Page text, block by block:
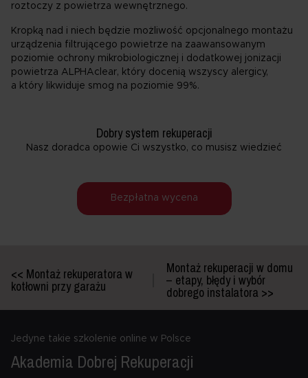
roztoczy z powietrza wewnętrznego.
Kropką nad i niech będzie możliwość opcjonalnego montażu
urządzenia filtrującego powietrze na zaawansowanym
poziomie ochrony mikrobiologicznej i dodatkowej jonizacji
powietrza ALPHAclear, który docenią wszyscy alergicy,
a który likwiduje smog na poziomie 99%.
Dobry system rekuperacji
Nasz doradca opowie Ci wszystko, co musisz wiedzieć
Bezpłatna wycena
<< Montaż rekuperatora w
kotłowni przy garażu
Montaż rekuperacji w domu
– etapy, błędy i wybór
dobrego instalatora >>
Jedyne takie szkolenie online w Polsce
Akademia Dobrej Rekuperacji